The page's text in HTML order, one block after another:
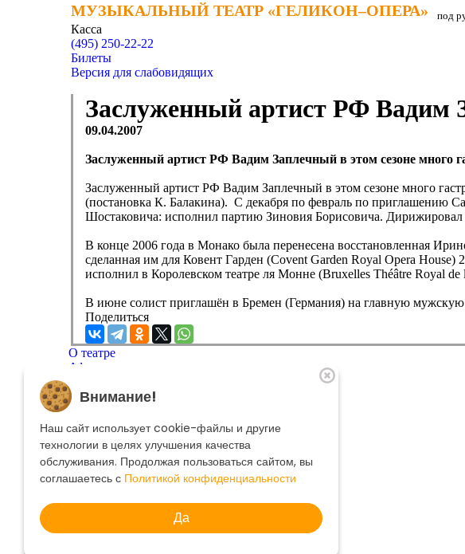
МУЗЫКАЛЬНЫЙ ТЕАТР «ГЕЛИКОН–ОПЕРА»
МУЗЫКАЛЬНЫЙ ТЕАТР «ГЕЛИКОН–ОПЕРА» под
Касса
(495) 250-22-22
Билеты
Версия для слабовидящих
Заслуженный артист РФ Вадим
09.04.2007
Заслуженный артист РФ Вадим Заплечный в этом сезоне много
Заслуженный артист РФ Вадим Заплечный в этом сезоне много
(постановка К. Балакина). С декабря по февраль по приглашению
Шостаковича: исполнил партию Зиновия Борисовича.
В конце 2006 года в Монако была перенесена восстановленная
сделанная им для Ковент Гарден (Covent Garden Royal Opera
исполнил в Королевском театре ля Монне (Bruxelles Théâtre Royal
В июне солист приглашён в Бремен (Германия) на главную
Поделиться
О театре
Афиша
Артисты
Меценатам
Контакты
Касса театра
8 495 250-22-22
Форма поиска
Поиск
© 2025 Музыкальный театр Геликон-опера.
Внимание!
Наш сайт использует cookie-файлы и другие
технологии в целях улучшения качества
обслуживания. Продолжая пользоваться сайтом, вы
соглашаетесь с Политикой конфиденциальности
Да